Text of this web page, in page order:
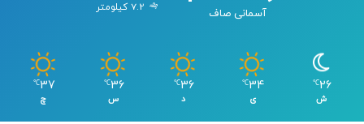
آسمانی صاف
7.2 کیلومتر
26
℃
ش
34
℃
ی
36
℃
د
36
℃
س
37
℃
چ